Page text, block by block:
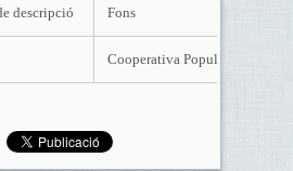
descripció Fons
Cooperativa Popular